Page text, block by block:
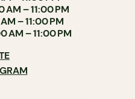
AM – 11:00 PM
– 11:00 PM
AM – 11:00 PM